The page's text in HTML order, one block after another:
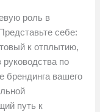
роль в
себе:
к отплытию,
по
брендинга вашего
путь к